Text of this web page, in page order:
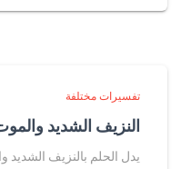
تفسيرات مختلفة
النزيف الشديد
يدل الحلم بالنزيف